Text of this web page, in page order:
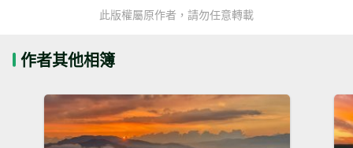
此版權屬原作者，請勿任意轉載
作者其他相簿